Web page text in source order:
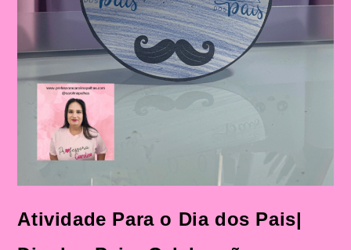
Atividade Para o Dia dos Pais|